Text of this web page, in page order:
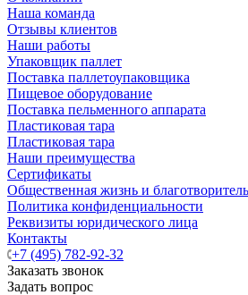
Наша команда
Отзывы клиентов
Наши работы
Упаковщик паллет
Поставка паллетоупаковщика
Пищевое оборудование
Поставка пельменного аппарата
Пластиковая тара
Пластиковая тара
Наши преимущества
Сертификаты
Общественная жизнь и
Политика конфиденциальности
Реквизиты юридического лица
Контакты
+7 (495) 782-92-32
Заказать звонок
Задать вопрос